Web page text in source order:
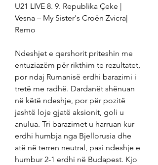
U21 LIVE 8. 9. Republika Çeke |
Vesna – My Sister's Croën Zvicra|
Remo
Ndeshjet e qershorit priteshin me
entuziazëm për rikthim te rezultatet,
por ndaj Rumanisë erdhi barazimi i
tretë me radhë. Dardanët shënuan
në këtë ndeshje, por për pozitë
jashtë loje gjatë aksionit, goli u
anulua. Tri barazimet u harruan kur
erdhi humbja nga Bjellorusia dhe
atë në terren neutral, pasi ndeshje e
humbur 2-1 erdhi në Budapest. Kjo